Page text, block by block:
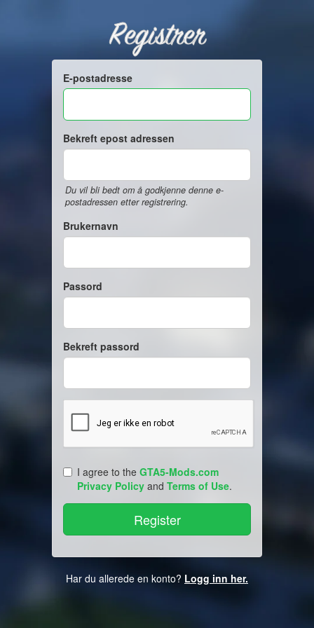
Registrer
E-postadresse
Bekreft epost adressen
Du vil bli bedt om å godkjenne denne e-
postadressen etter registrering.
Brukernavn
Passord
Bekreft passord
I agree to the GTA5-Mods.com
Privacy Policy and Terms of Use.
Har du allerede en konto? Logg inn her.